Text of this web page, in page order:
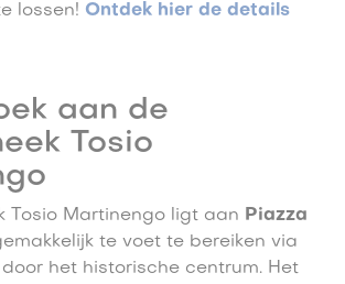
lossen! Ontdek hier de details
aan de
Tosio
Tosio Martinengo ligt aan Piazza
te voet te bereiken via
het historische centrum. Het